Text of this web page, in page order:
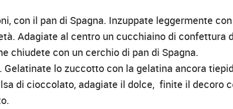
con il pan di Spagna. Inzuppate leggermente
Adagiate al centro un cucchiaino di confettura
chiudete con un cerchio di pan di Spagna.
Gelatinate lo zuccotto con la gelatina ancora
di cioccolato, adagiate il dolce, finite il decoro